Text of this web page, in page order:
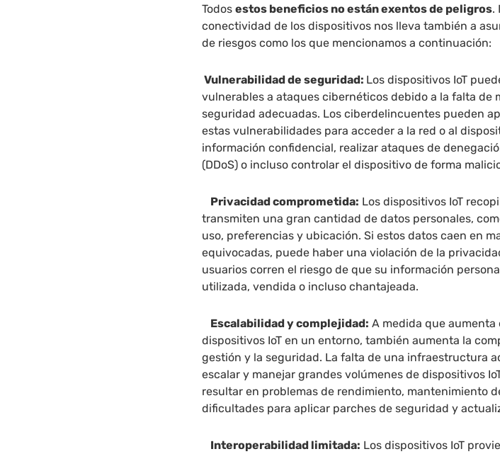
Todosestos beneficios no están exentos de peligros.
conectividad de los dispositivos nos lleva también a
de riesgos como los que mencionamos a continuación:
Vulnerabilidad de seguridad: Los dispositivos IoT
vulnerables a ataques cibernéticos debido a la falta de
seguridad adecuadas. Los ciberdelincuentes pueden
estas vulnerabilidades para acceder a la red o al
información confidencial, realizar ataques de
(DDoS) o incluso controlar el dispositivo de forma
Privacidad comprometida: Los dispositivos IoT
transmiten una gran cantidad de datos personales,
uso, preferencias y ubicación. Si estos datos caen en
equivocadas, puede haber una violación de la
usuarios corren el riesgo de que su información
utilizada, vendida o incluso chantajeada.
Escalabilidad y complejidad: A medida que aumenta
dispositivos IoT en un entorno, también aumenta la
gestión y la seguridad. La falta de una infraestructura
escalar y manejar grandes volúmenes de dispositivos
resultar en problemas de rendimiento, mantenimiento
dificultades para aplicar parches de seguridad y
Interoperabilidad limitada: Los dispositivos IoT